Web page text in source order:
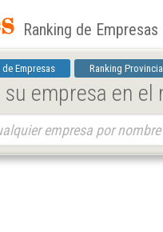
Ranking de Empresas
Empresas Ranking
empresa en